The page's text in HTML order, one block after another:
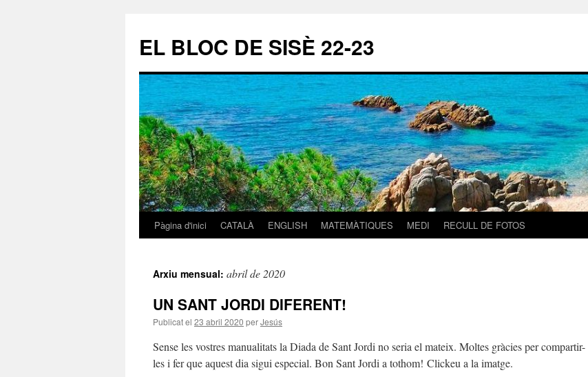
EL BLOC DE SISÈ 22-23
Vés
contingut
Pàgina d'inici CATALÀ ENGLISH MATEMÀTIQUES MEDI RECULL DE FOTOS
Arxiu mensual: abril de 2020
UN SANT JORDI DIFERENT!
Publicat el 23 abril 2020 perJesús
Sense les vostres manualitats la Diada de Sant Jordi no seria el mateix. Moltes gràcies per compartir-
les i fer que aquest dia sigui especial. Bon Sant Jordi a tothom! Clickeu a la imatge.